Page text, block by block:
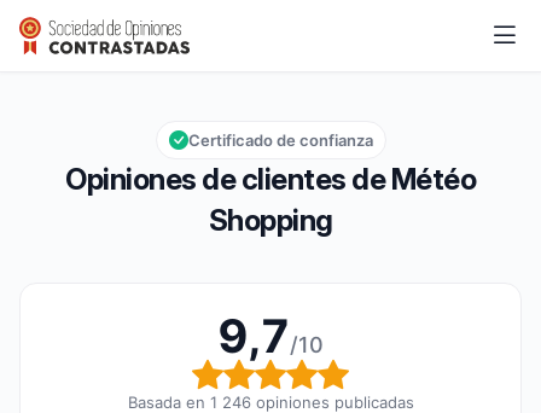
Météo Shopping
Calificación global: 9,7 de 10
9,7/10
Opiniones de clientes de Météo
Shopping
Certificado de confianza
9,7/10
Calificación global: 9,7
Basada en 1 246 opiniones publicadas